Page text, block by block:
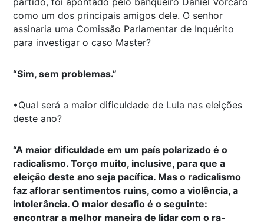
como um dos principais amigos dele. O senhor
assinaria uma Comissão Parlamentar de Inquérito
para investigar o caso Master?
“Sim, sem problemas.”
•Qual será a maior dificuldade de Lula nas eleições
deste ano?
“A maior dificuldade em um país polarizado é o
radicalismo. Torço muito, inclusive, para que a
eleição deste ano seja pacífica. Mas o radicalismo
faz aflorar sentimentos ruins, como a violência, a
intolerância. O maior desafio é o seguinte:
encontrar a melhor maneira de lidar com o ra-